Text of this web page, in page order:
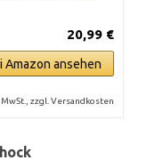
20,99 €
Amazon ansehen
zzgl. Versandkosten